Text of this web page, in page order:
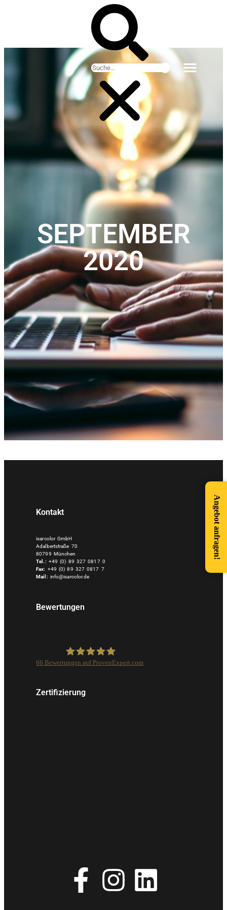
SEPTEMBER
2020
Kontakt
isarcolor GmbH
Adalbertstraße 70
80799 München
Tel.: +49 (0) 89 327 0817 0
Fax: +49 (0) 89 327 0817 7
Mail: info@isarcolor.de
Bewertungen
66 Bewertungen auf ProvenExpert.com
Zertifizierung
Angebot anfragen!